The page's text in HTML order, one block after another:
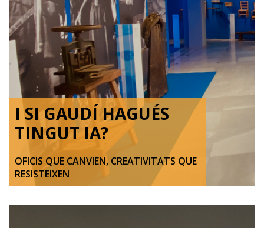
I SI GAUDÍ HAGUÉS
TINGUT IA?
OFICIS QUE CANVIEN, CREATIVITATS QUE
RESISTEIXEN